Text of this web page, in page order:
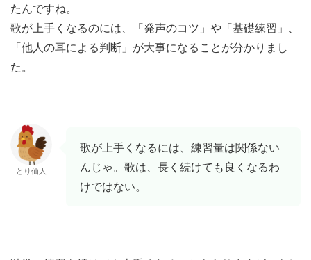
たんですね。
歌が上手くなるのには、「発声のコツ」や「基礎練習」、
「他人の耳による判断」が大事になることが分かりまし
た。
とり仙人
歌が上手くなるには、練習量は関係ない
んじゃ。歌は、長く続けても良くなるわ
けではない。